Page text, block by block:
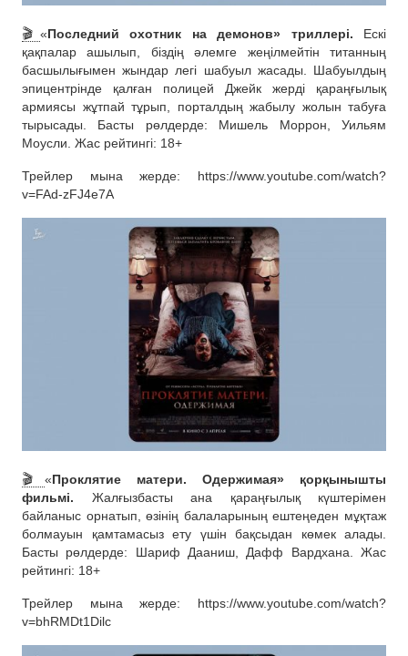
🎬 «Последний охотник на демонов» триллері. Ескі
қақпалар ашылып, біздің әлемге жеңілмейтін титанның
басшылығымен жындар легі шабуыл жасады. Шабуылдың
эпицентрінде қалған полицей Джейк жерді қараңғылық
армиясы жұтпай тұрып, порталдың жабылу жолын табуға
тырысады. Басты рөлдерде: Мишель Моррон, Уильям
Моусли. Жас рейтингі: 18+
Трейлер мына жерде: https://www.youtube.com/watch?
v=FAd-zFJ4e7A
🎬 «Проклятие матери. Одержимая» қорқынышты
фильмі. Жалғызбасты ана қараңғылық күштерімен
байланыс орнатып, өзінің балаларының ештеңеден мұқтаж
болмауын қамтамасыз ету үшін бақсыдан көмек алады.
Басты рөлдерде: Шариф Дааниш, Дафф Вардхана. Жас
рейтингі: 18+
Трейлер мына жерде: https://www.youtube.com/watch?
v=bhRMDt1Dilc